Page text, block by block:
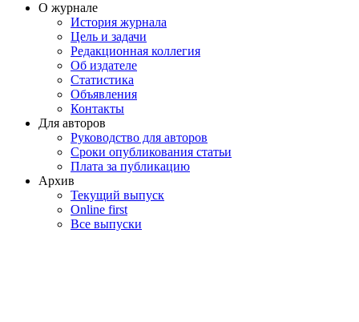
О журнале
История журнала
Цель и задачи
Редакционная коллегия
Об издателе
Статистика
Объявления
Контакты
Для авторов
Руководство для авторов
Сроки опубликования статьи
Плата за публикацию
Архив
Текущий выпуск
Online first
Все выпуски